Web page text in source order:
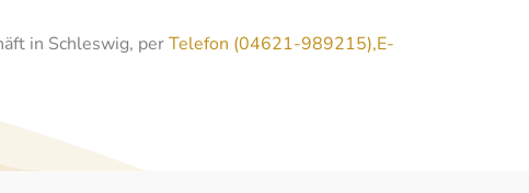
in Schleswig, perTelefon (04621-989215),E-